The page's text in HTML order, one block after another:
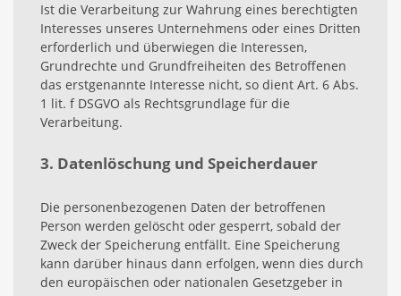
Ist die Verarbeitung zur Wahrung eines berechtigten
Interesses unseres Unternehmens oder eines Dritten
erforderlich und überwiegen die Interessen,
Grundrechte und Grundfreiheiten des Betroffenen
das erstgenannte Interesse nicht, so dient Art. 6 Abs.
1 lit. f DSGVO als Rechtsgrundlage für die
Verarbeitung.
3. Datenlöschung und Speicherdauer
Die personenbezogenen Daten der betroffenen
Person werden gelöscht oder gesperrt, sobald der
Zweck der Speicherung entfällt. Eine Speicherung
kann darüber hinaus dann erfolgen, wenn dies durch
den europäischen oder nationalen Gesetzgeber in